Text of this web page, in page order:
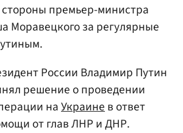
стороны премьер-министра
Моравецкого за регулярные
России Владимир Путин
решение о проведении
наУкраинев ответ
от глав ЛНР и ДНР.